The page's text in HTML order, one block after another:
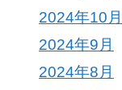
2024年10月
2024年9月
2024年8月